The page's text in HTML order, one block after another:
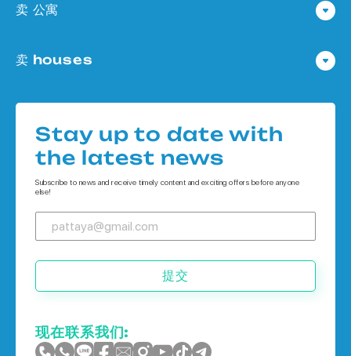
卖 公寓
公寓 在
公寓 在 普吉岛
卖 houses
Houses 在 象岛
Stay up to date with
the latest news
Subscribe to news and receive timely content and exciting offers before anyone
else!
提交
现在联系我们: